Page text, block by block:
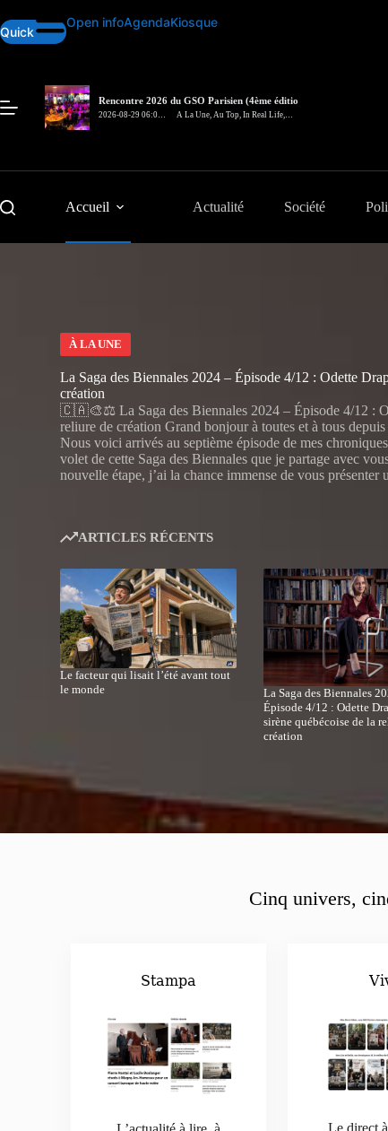
au
contenu
Quick
Open infoAgendaKiosque
Rencontre 2026 du GSO Parisien (4ème édition)
– In Real Life
2026-08-29 06:00
A La Une,Au Top,In Real Life,
Accueil Actualité Société
À LA UNE
La Saga des Biennales 2024 – Épisode 4/12 : Odette
création
🇨🇦🎨⚖️ La Saga des Biennales 2024 – Épisode 4/12 :
reliure de création Grand bonjour à toutes et à tous
Nous voici arrivés au septième épisode de mes
volet de cette Saga des Biennales que je partage avec
nouvelle étape, j’ai la chance immense de vous
ARTICLES RÉCENTS
Le facteur qui lisait l’été avant tout
le monde
La Saga des Biennales
Épisode 4/12 : Odette
sirène québécoise de la
création
Cinq univers,
Stampa
Le direct